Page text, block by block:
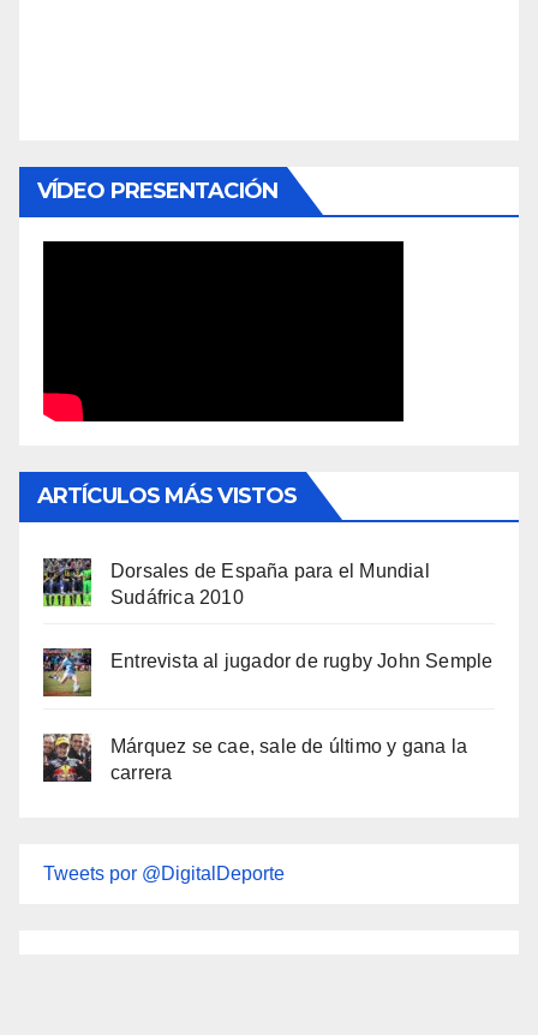
VÍDEO PRESENTACIÓN
ARTÍCULOS MÁS VISTOS
Dorsales de España para el Mundial
Sudáfrica 2010
Entrevista al jugador de rugby John Semple
Márquez se cae, sale de último y gana la
carrera
Tweets por @DigitalDeporte